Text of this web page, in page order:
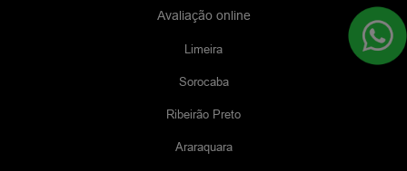
Avaliação online
Limeira
Sorocaba
Ribeirão Preto
Araraquara